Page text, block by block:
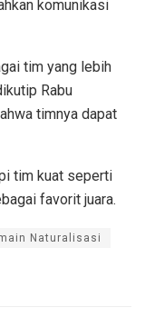
komunikasi
tim yang lebih
Rabu
timnya dapat
tim kuat seperti
favorit juara.
Naturalisasi